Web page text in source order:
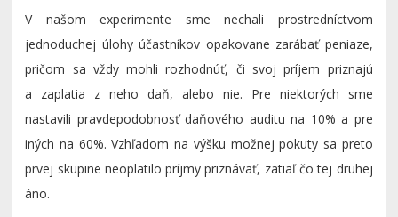
V našom experimente sme nechali prostredníctvom
jednoduchej úlohy účastníkov opakovane zarábať peniaze,
pričom sa vždy mohli rozhodnúť, či svoj príjem priznajú
a zaplatia z neho daň, alebo nie. Pre niektorých sme
nastavili pravdepodobnosť daňového auditu na 10% a pre
iných na 60%. Vzhľadom na výšku možnej pokuty sa preto
prvej skupine neoplatilo príjmy priznávať, zatiaľ čo tej druhej
áno.